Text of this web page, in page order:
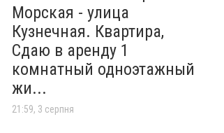
Морская - улица
Кузнечная. Квартира,
Сдаю в аренду 1
комнатный одноэтажный
жи...
21:59, 3 серпня